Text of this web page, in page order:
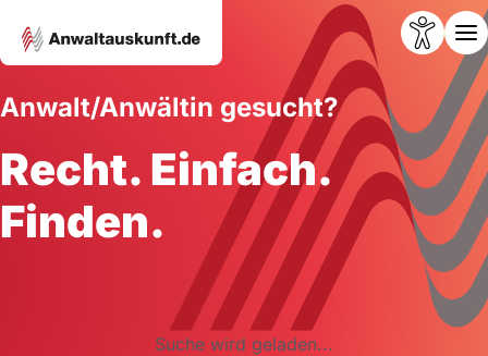
Anwalt/Anwältin gesucht?
Recht. Einfach.
Finden.
Suche wird geladen...